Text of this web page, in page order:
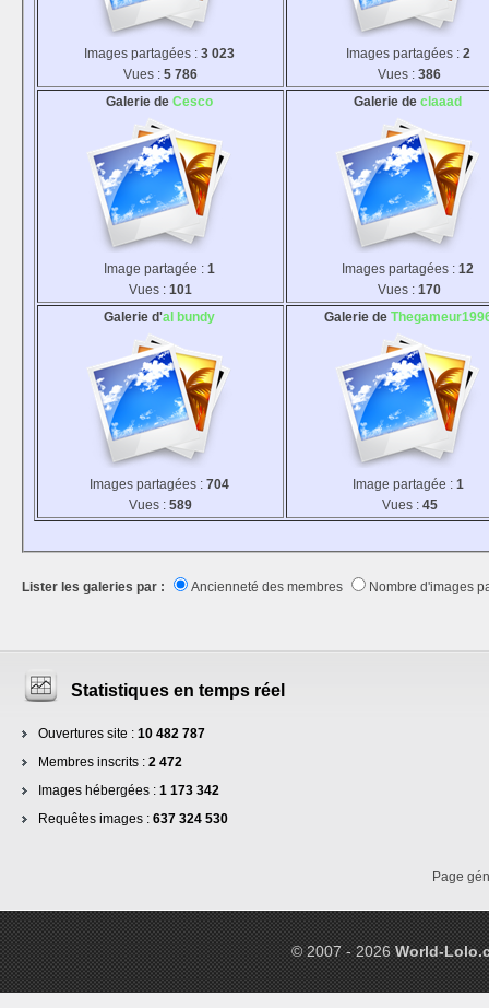
Images partagées : 3 023
Vues : 5 786
Images partagées : 2
Vues : 386
Galerie de Cesco
Image partagée : 1
Vues : 101
Galerie de claaad
Images partagées : 12
Vues : 170
Galerie d'al bundy
Images partagées : 704
Vues : 589
Galerie de
Image partagée : 1
Vues : 45
Lister les galeries par : Ancienneté des membres Nombre d'images
Statistiques en temps réel
Ouvertures site : 10 482 787
Membres inscrits : 2 472
Images hébergées : 1 173 342
Requêtes images : 637 324 530
Page
© 2007 - 2026World-